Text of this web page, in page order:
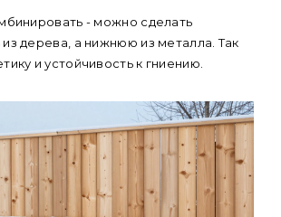
- можно сделать
дерева, а нижнюю из металла. Так
и устойчивость к гниению.